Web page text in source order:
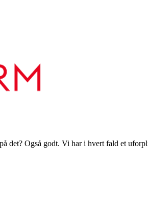
det? Også godt. Vi har i hvert fald et